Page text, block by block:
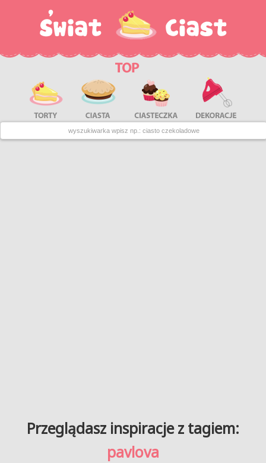
Przeglądasz inspiracje z tagiem:
pavlova